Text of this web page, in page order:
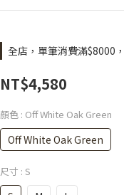
全店，單筆消費滿$8000
NT$4,580
顏色 : Off White Oak Green
Off White Oak Green
尺寸 : S